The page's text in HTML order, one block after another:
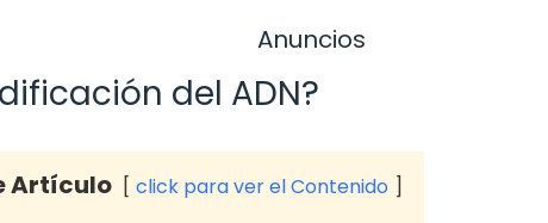
Anuncios
del ADN?
Artículo click para ver el Contenido